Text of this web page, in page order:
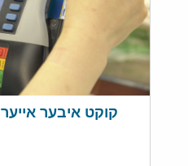
קוקט איבער אייער EBT סומע